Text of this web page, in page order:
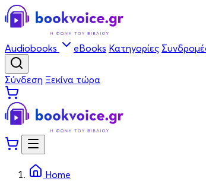
Audiobooks eBooks Κατηγορίες
Σύνδεση Ξεκίνα τώρα
Home